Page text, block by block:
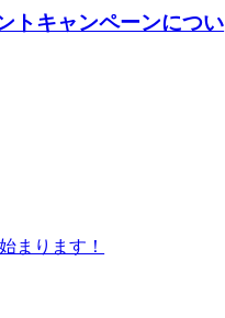
トキャンペーンについ
まります！